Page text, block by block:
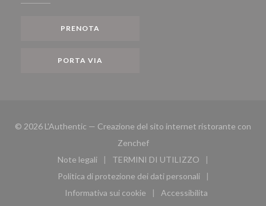
PRENOTA
PORTA VIA
© 2026 L'Authentic — Creazione del sito internet ristorante con
Zenchef((apre una nuova finestra))
Note legali
((apre una nuova finestra))
TERMINI DI UTILIZZO
((apre una nuova finestra))
Politica di protezione dei dati personali
((apre una nuova finestra))
Informativa sui cookie
((apre una nuova finestra))
Accessibilita